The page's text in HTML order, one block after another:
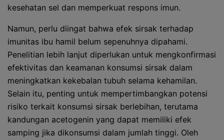
kesehatan sel dan memperkuat respons imun.
Namun, perlu diingat bahwa efek sirsak terhadap
imunitas ibu hamil belum sepenuhnya dipahami.
Penelitian lebih lanjut diperlukan untuk mengkonfirmasi
efektivitas dan keamanan konsumsi sirsak dalam
meningkatkan kekebalan tubuh selama kehamilan.
Selain itu, penting untuk mempertimbangkan potensi
risiko terkait konsumsi sirsak berlebihan, terutama
kandungan acetogenin yang dapat memiliki efek
samping jika dikonsumsi dalam jumlah tinggi. Oleh